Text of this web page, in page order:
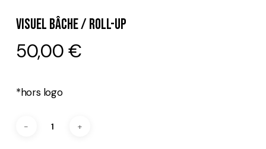
Visuel Bâche / Roll-Up
50,00 €
*hors logo